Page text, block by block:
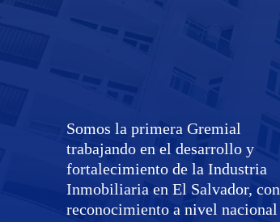
Somos la primera Gremial
trabajando en el desarrollo y
fortalecimiento de la Industria
Inmobiliaria en El Salvador, con
reconocimiento a nivel nacional